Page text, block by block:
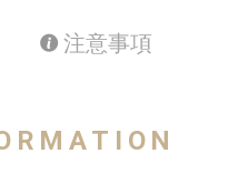
注意事項